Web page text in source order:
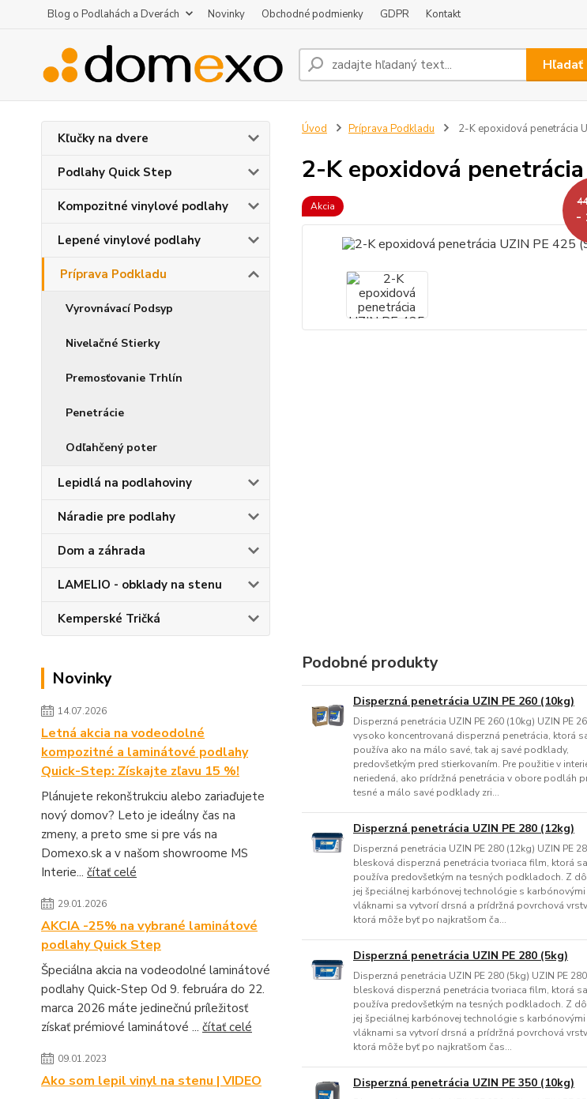
Blog o Podlahách a Dverách Novinky Obchodné podmienky GDPR Kontakt
Hľadať
Kľučky na dvere
Podlahy Quick Step
Kompozitné vinylové podlahy
Lepené vinylové podlahy
Príprava Podkladu
Vyrovnávací Podsyp
Nivelačné Stierky
Premosťovanie Trhlín
Penetrácie
Odľahčený poter
Lepidlá na podlahoviny
Náradie pre podlahy
Dom a záhrada
LAMELIO - obklady na stenu
Kemperské Tričká
Novinky
14.07.2026
Letná akcia na vodeodolné
kompozitné a laminátové podlahy
Quick-Step: Získajte zľavu 15 %!
Plánujete rekonštrukciu alebo zariaďujete
nový domov? Leto je ideálny čas na
zmeny, a preto sme si pre vás na
Domexo.sk a v našom showroome MS
Interie... čítať celé
29.01.2026
AKCIA -25% na vybrané laminátové
podlahy Quick Step
Špeciálna akcia na vodeodolné laminátové
podlahy Quick-Step Od 9. februára do 22.
marca 2026 máte jedinečnú príležitosť
získať prémiové laminátové ... čítať celé
09.01.2023
Ako som lepil vinyl na stenu | VIDEO
Úvod Príprava Podkladu 2-K epoxidová penetrácia
2-K epoxidová
Akcia
-
Podobné produkty
Disperzná penetrácia UZIN PE 260 (10kg)
Disperzná penetrácia UZIN PE 260 (10kg) UZIN PE
vysoko koncentrovaná disperzná penetrácia, ktorá
používa ako na málo savé, tak aj savé podklady,
predovšetkým pred stierkovaním. Pre použitie v
neriedená, ako prídržná penetrácia v obore podláh
tesné a málo savé podklady zri...
Disperzná penetrácia UZIN PE 280 (12kg)
Disperzná penetrácia UZIN PE 280 (12kg) UZIN PE
blesková disperzná penetrácia tvoriaca film, ktorá sa
používa predovšetkým na tesných podkladoch. Z
jej špeciálnej karbónovej technológie s karbónovými
vláknami sa vytvorí drsná a prídržná povrchová
ktorá môže byť po najkratšom ča...
Disperzná penetrácia UZIN PE 280 (5kg)
Disperzná penetrácia UZIN PE 280 (5kg) UZIN PE
blesková disperzná penetrácia tvoriaca film, ktorá sa
používa predovšetkým na tesných podkladoch. Z
jej špeciálnej karbónovej technológie s karbónovými
vláknami sa vytvorí drsná a prídržná povrchová
ktorá môže byť po najkratšom čas...
Disperzná penetrácia UZIN PE 350 (10kg)